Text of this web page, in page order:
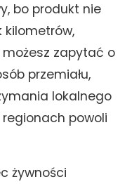
bo produkt nie
kilometrów,
możesz zapytać o
przemiału,
lokalnego
regionach powoli
żywności